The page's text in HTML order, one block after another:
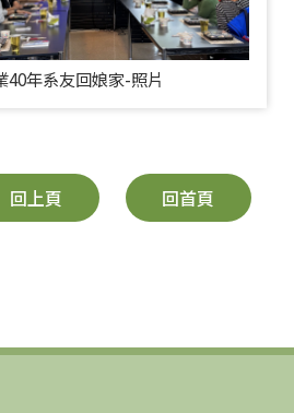
40年系友回娘家-照片
回上頁 回首頁